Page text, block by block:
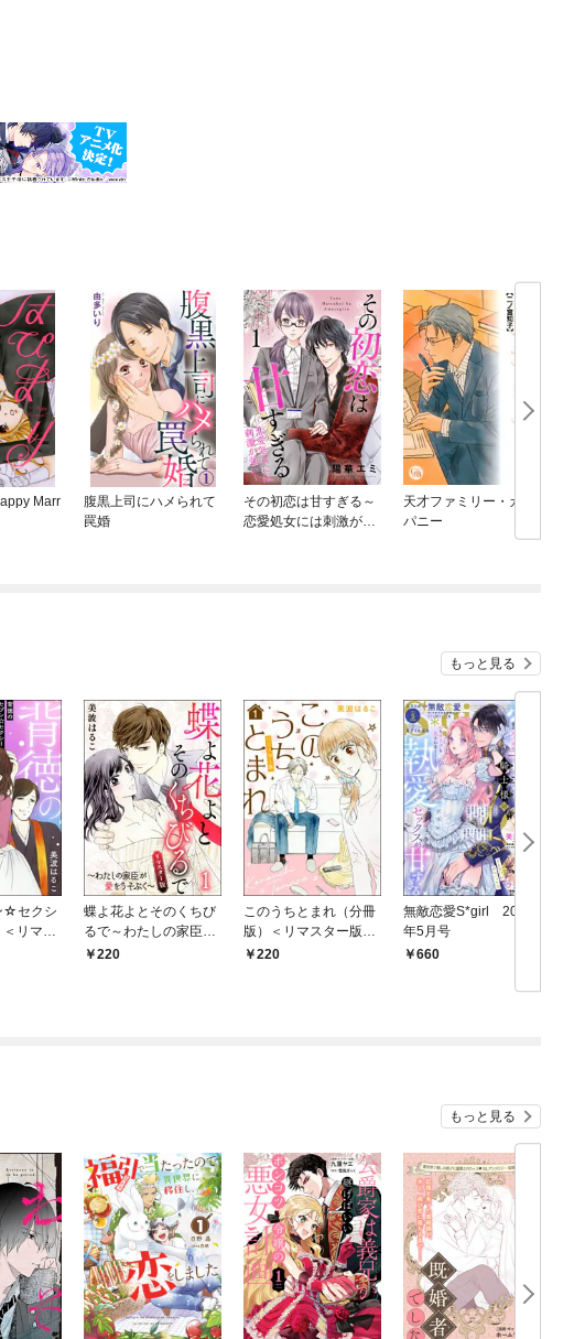
Marr
腹黒上司にハメられて
罠婚
その初恋は甘すぎる～
恋愛処女には刺激が強
天才ファミリー・カン
パニー
もっと見る
☆セクシ
リマス
1話】
蝶よ花よとそのくちび
るで～わたしの家臣が
愛をうそぶく～（分冊
220
このうちとまれ（分冊
版）＜リマスター版
＞ 【第1話】
220
無敵恋愛S*girl 2026
年5月号
660
もっと見る